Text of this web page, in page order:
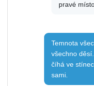
pravé
Temnota
všechno
číhá ve
sami.